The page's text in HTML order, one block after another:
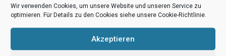
Wir verwenden Cookies, um unsere Website und unseren Service zu
optimieren. Für Details zu den Cookies siehe unsere Cookie-Richtlinie.
Akzeptieren